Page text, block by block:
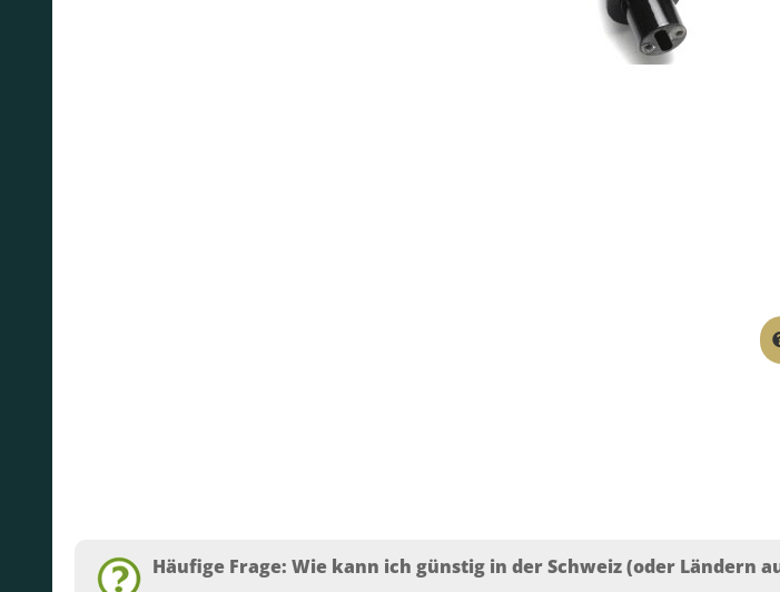
Häufige Frage: Wie kann ich günstig in der Schweiz (oder Ländern